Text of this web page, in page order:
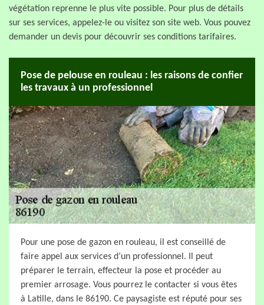
végétation reprenne le plus vite possible. Pour plus de détails
sur ses services, appelez-le ou visitez son site web. Vous pouvez
demander un devis pour découvrir ses conditions tarifaires.
Pose de pelouse en rouleau : les raisons de confier
les travaux à un professionnel
Pour une pose de gazon en rouleau, il est conseillé de
faire appel aux services d’un professionnel. Il peut
préparer le terrain, effecteur la pose et procéder au
premier arrosage. Vous pourrez le contacter si vous êtes
à Latille, dans le 86190. Ce paysagiste est réputé pour ses